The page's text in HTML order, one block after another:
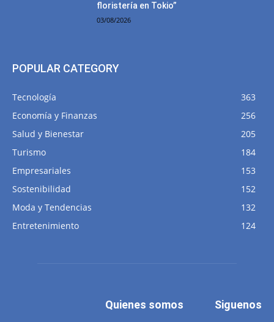
floristería en Tokio”
03/08/2026
POPULAR CATEGORY
Tecnología
363
Economía y Finanzas
256
Salud y Bienestar
205
Turismo
184
Empresariales
153
Sostenibilidad
152
Moda y Tendencias
132
Entretenimiento
124
Quienes somos Siguenos